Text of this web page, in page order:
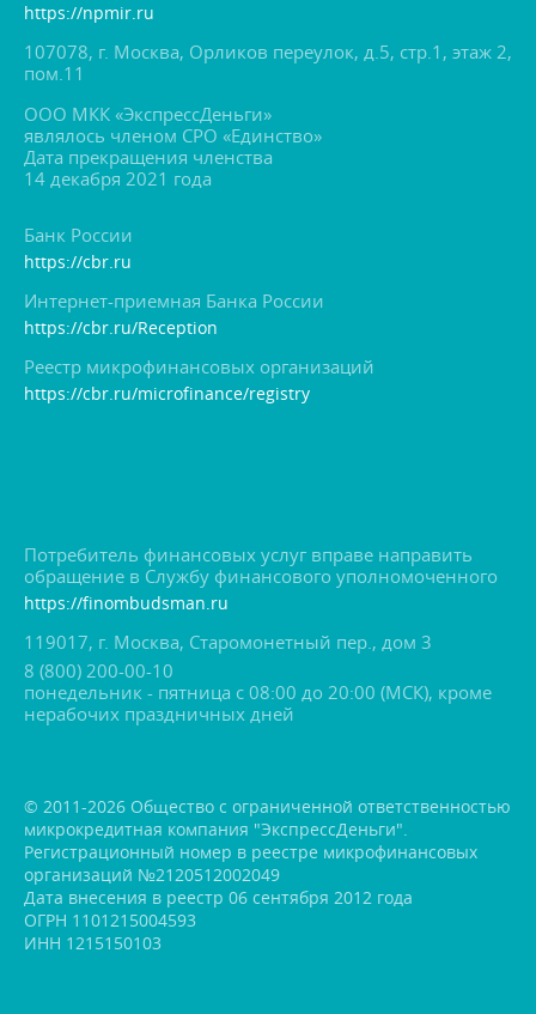
https://npmir.ru
107078, г. Москва, Орликов переулок, д.5, стр.1, этаж 2,
пом.11
ООО МКК «ЭкспрессДеньги»
являлось членом СРО «Единство»
Дата прекращения членства
14 декабря 2021 года
Банк России
https://cbr.ru
Интернет-приемная Банка России
https://cbr.ru/Reception
Реестр микрофинансовых организаций
https://cbr.ru/microfinance/registry
Потребитель финансовых услуг вправе направить
обращение в Службу финансового уполномоченного
https://finombudsman.ru
119017, г. Москва, Старомонетный пер., дом 3
8 (800) 200-00-10
понедельник - пятница с 08:00 до 20:00 (МСК), кроме
нерабочих праздничных дней
© 2011-2026 Общество с ограниченной ответственностью
микрокредитная компания "ЭкспрессДеньги".
Регистрационный номер в реестре микрофинансовых
организаций №2120512002049
Дата внесения в реестр 06 сентября 2012 года
ОГРН 1101215004593
ИНН 1215150103